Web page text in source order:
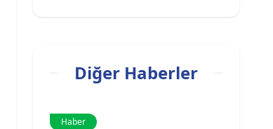
Diğer Haberler
Haber